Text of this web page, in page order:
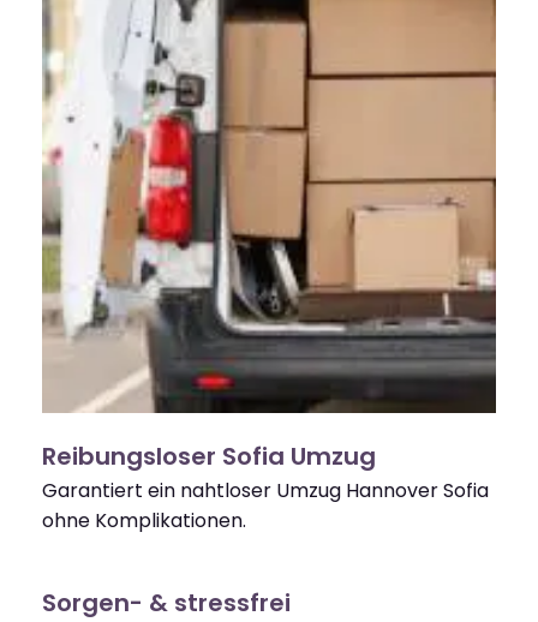
Reibungsloser Sofia Umzug
Garantiert ein nahtloser Umzug Hannover Sofia
ohne Komplikationen.
Sorgen- & stressfrei